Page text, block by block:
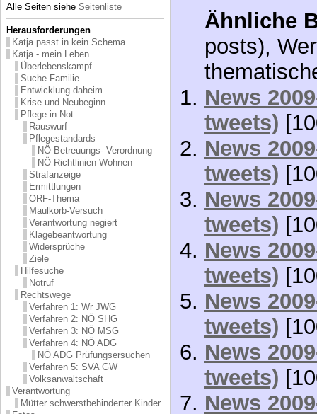
Alle Seiten siehe Seitenliste
Herausforderungen
Katja passt in kein Schema
Katja - mein Leben
Überlebenskampf
Suche Familie
Entwicklung daheim
Krise und Neubeginn
Pflege in Not
Rauswurf
Pflegestandards
NÖ Betreuungs- Verordnung
NÖ Richtlinien Wohnen
Strafanzeige
Ermittlungen
ORF-Thema
Maulkorb-Versuch
Verantwortung negiert
Klagebeantwortung
Widersprüche
Ziele
Hilfesuche
Notruf
Rechtswege
Verfahren 1: Wr JWG
Verfahren 2: NÖ SHG
Verfahren 3: NÖ MSG
Verfahren 4: NÖ ADG
NÖ ADG Prüfungsersuchen
Verfahren 5: SVA GW
Volksanwaltschaft
Verantwortung
Mütter schwerstbehinderter Kinder
Ähnliche
posts),
News
tweets)
News
tweets)
News
tweets)
News
tweets)
News
tweets)
News
tweets)
News